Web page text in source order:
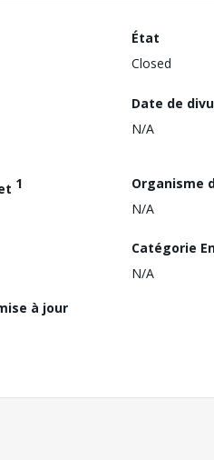
État
Closed
Date de
N/A
1
Organisme
N/A
Catégorie
N/A
à jour